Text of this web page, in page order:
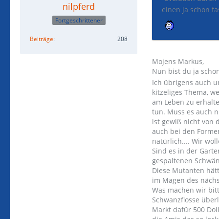
nilpferd
Fortgeschrittener
Beiträge 208
einen ja schon
Mojens Markus,
Nun bist du ja
Ich übrigens auch
kitzeliges Thema,
am Leben zu
tun. Muss es auch
ist gewiß nicht von
auch bei den
natürlich.... Wir
Sind es in der
gespaltenen
Diese Mutanten
im Magen des
Was machen wir
Schwanzflosse
Markt dafür 500